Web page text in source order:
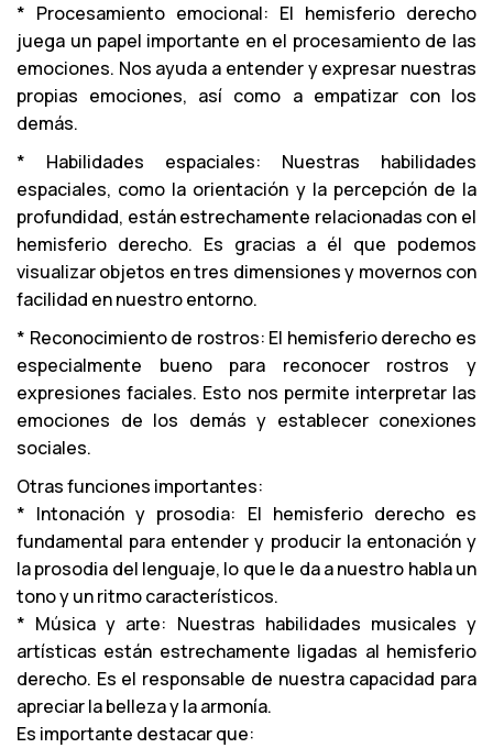
* Procesamiento emocional: El hemisferio derecho
juega un papel importante en el procesamiento de las
emociones. Nos ayuda a entender y expresar nuestras
propias emociones, así como a empatizar con los
demás.
* Habilidades espaciales: Nuestras habilidades
espaciales, como la orientación y la percepción de la
profundidad, están estrechamente relacionadas con el
hemisferio derecho. Es gracias a él que podemos
visualizar objetos en tres dimensiones y movernos con
facilidad en nuestro entorno.
* Reconocimiento de rostros: El hemisferio derecho es
especialmente bueno para reconocer rostros y
expresiones faciales. Esto nos permite interpretar las
emociones de los demás y establecer conexiones
sociales.
Otras funciones importantes:
* Intonación y prosodia: El hemisferio derecho es
fundamental para entender y producir la entonación y
la prosodia del lenguaje, lo que le da a nuestro habla un
tono y un ritmo característicos.
* Música y arte: Nuestras habilidades musicales y
artísticas están estrechamente ligadas al hemisferio
derecho. Es el responsable de nuestra capacidad para
apreciar la belleza y la armonía.
Es importante destacar que: